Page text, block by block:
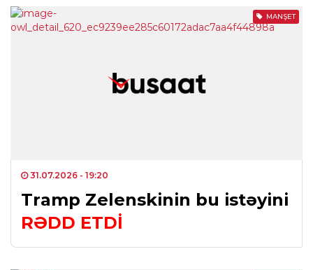
MANŞET
31.07.2026 - 19:20
Tramp Zelenskinin bu istəyini
RƏDD ETDİ